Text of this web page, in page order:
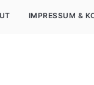
IMPRESSUM &